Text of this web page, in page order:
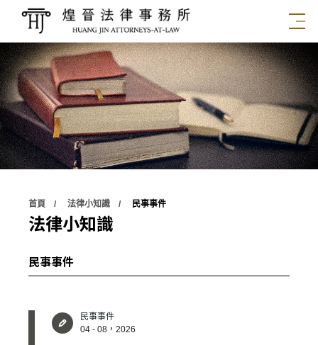
首頁 法律小知識 民事事件
法律小知識
民事事件
04 - 08，2026